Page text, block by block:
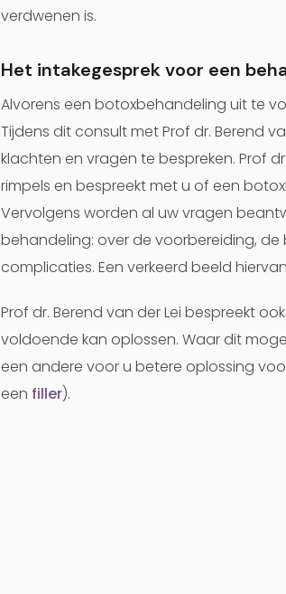
verdwenen is.
Het intakegesprek voor een
Alvorens een botoxbehandeling uit te
Tijdens dit consult met Prof dr. Berend
klachten en vragen te bespreken. Prof
rimpels en bespreekt met u of een
Vervolgens worden al uw vragen
behandeling: over de voorbereiding,
complicaties. Een verkeerd beeld
Prof dr. Berend van der Lei bespreekt
voldoende kan oplossen. Waar dit
een andere voor u betere oplossing
een filler).